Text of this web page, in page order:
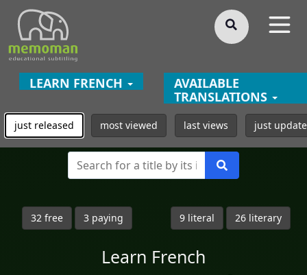
LEARN FRENCH
AVAILABLE
TRANSLATIONS
just released most viewed last views just
32 free 3 paying 9 literal 26 literary
Learn French